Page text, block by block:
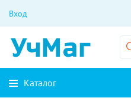
Вход
Каталог